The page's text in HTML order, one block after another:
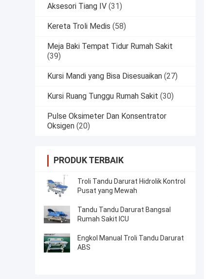
Aksesori Tiang IV (31)
Kereta Troli Medis (58)
Meja Baki Tempat Tidur Rumah Sakit
(39)
Kursi Mandi yang Bisa Disesuaikan (27)
Kursi Ruang Tunggu Rumah Sakit (30)
Pulse Oksimeter Dan Konsentrator
Oksigen (20)
PRODUK TERBAIK
Troli Tandu Darurat Hidrolik Kontrol
Pusat yang Mewah
Tandu Tandu Darurat Bangsal
Rumah Sakit ICU
Engkol Manual Troli Tandu Darurat
ABS